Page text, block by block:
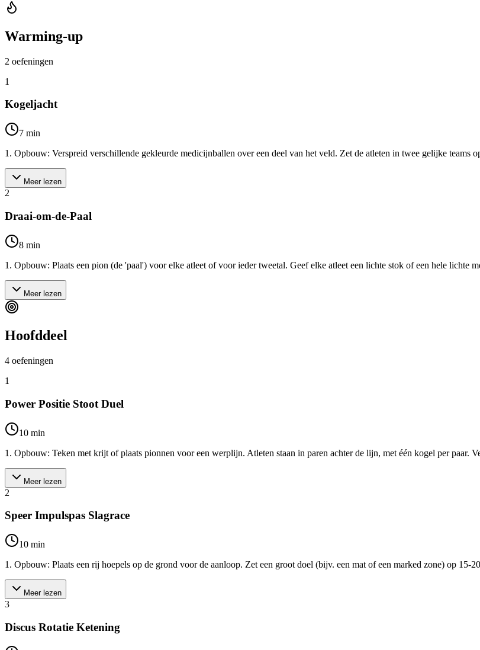
Warming-up
2 oefeningen
1
Kogeljacht
7 min
1. Opbouw: Verspreid verschillende gekleurde medicijnballen over een deel van het veld. Zet de atleten in twee gelijke
Meer lezen
2
Draai-om-de-Paal
8 min
1. Opbouw: Plaats een pion (de 'paal') voor elke atleet of voor ieder tweetal. Geef elke atleet een lichte stok of een hele lichte
Meer lezen
Hoofddeel
4 oefeningen
1
Power Positie Stoot Duel
10 min
1. Opbouw: Teken met krijt of plaats pionnen voor een werplijn. Atleten staan in paren achter de lijn, met één kogel per
Meer lezen
2
Speer Impulspas Slagrace
10 min
1. Opbouw: Plaats een rij hoepels op de grond voor de aanloop. Zet een groot doel (bijv. een mat of een marked zone) op 15-
Meer lezen
3
Discus Rotatie Ketening